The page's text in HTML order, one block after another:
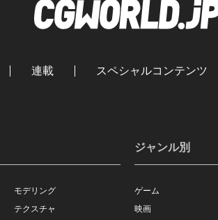
連載 スペシャルコンテンツ
モデリング
テクスチャ
ジャンル別
ゲーム
映画